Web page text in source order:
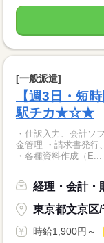
[一般派遣]
【週3日・
駅チカ★☆★
・仕訳入力、会計ソ
金管理 ・請求書発行
・各種資料作成（E...
経理・会計・
東京都文京区
時給1,900円～